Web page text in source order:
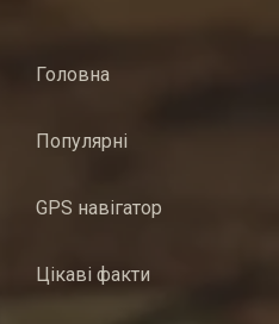
Головна
Популярні
GPS навігатор
Цікаві факти